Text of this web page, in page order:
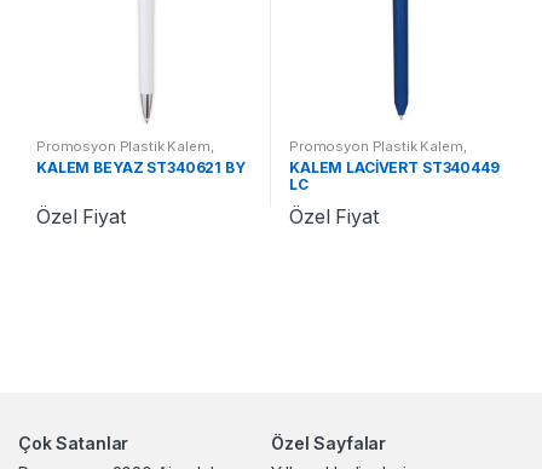
Promosyon Plastik Kalem
Promosyon Kalemler
KALEM BEYAZ ST340621 BY
Özel Fiyat
Promosyon Plastik Kalem
Promosyon Kalemler
KALEM LACİVERT ST340449
LC
Özel Fiyat
Çok Satanlar
Özel Sayfalar